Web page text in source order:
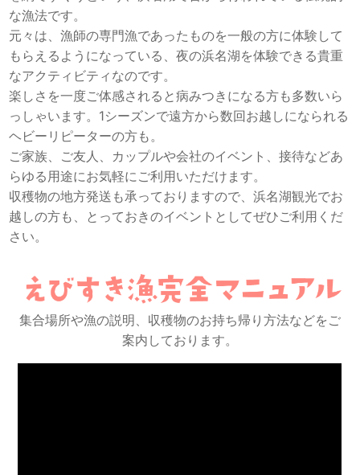
な漁法です。
元々は、漁師の専門漁であったものを一般の方に体験して
もらえるようになっている、夜の浜名湖を体験できる貴重
なアクティビティなのです。
楽しさを一度ご体感されると病みつきになる方も多数いら
っしゃいます。1シーズンで遠方から数回お越しになられる
ヘビーリピーターの方も。
ご家族、ご友人、カップルや会社のイベント、接待などあ
らゆる用途にお気軽にご利用いただけます。
収穫物の地方発送も承っておりますので、浜名湖観光でお
越しの方も、とっておきのイベントとしてぜひご利用くだ
さい。
集合場所や漁の説明、収穫物のお持ち帰り方法などをご
案内しております。